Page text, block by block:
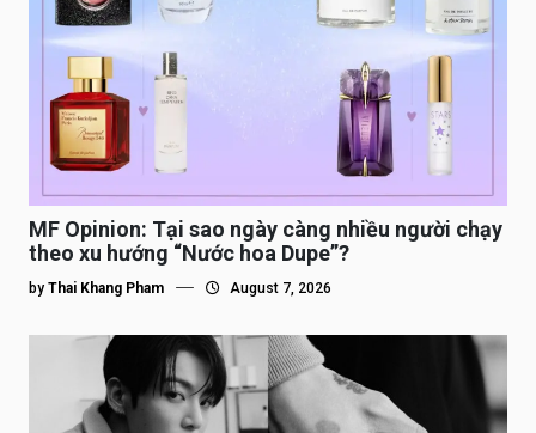
MF Opinion: Tại sao ngày càng nhiều người chạy
theo xu hướng “Nước hoa Dupe”?
by Thai Khang Pham August 7, 2026